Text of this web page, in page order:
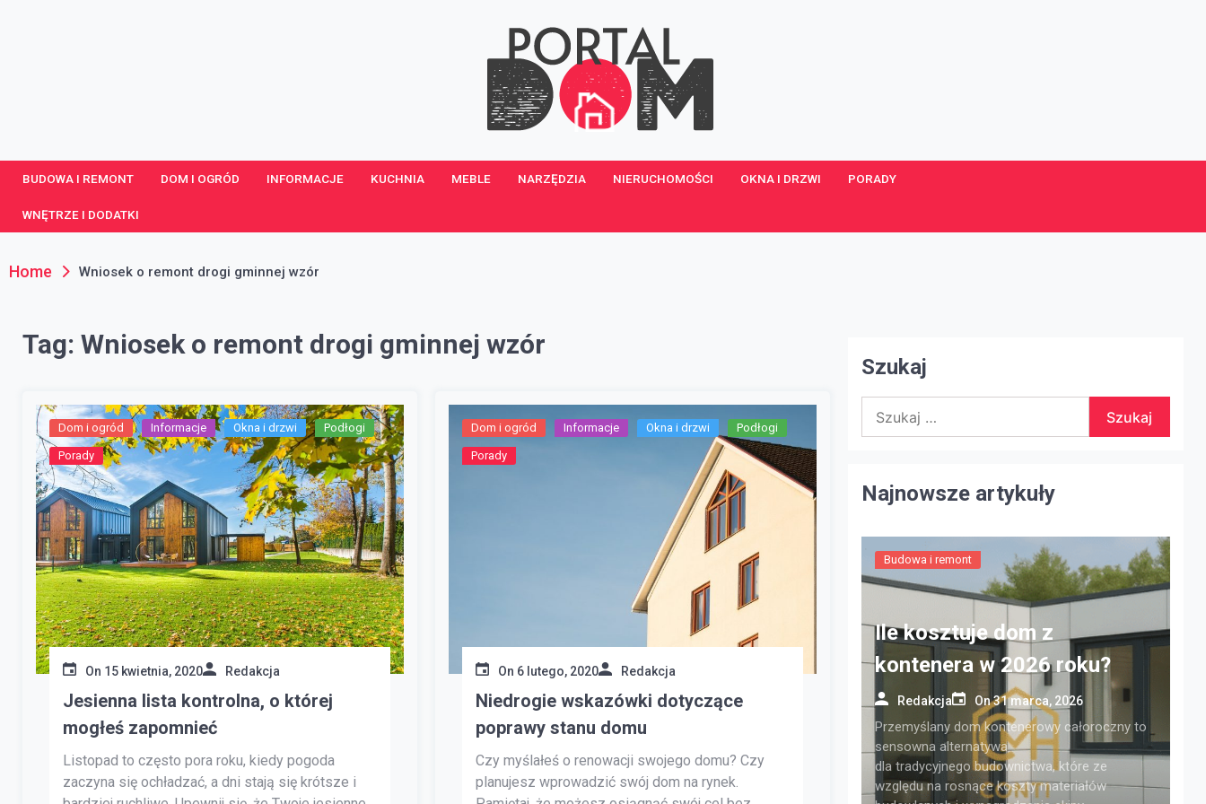
portaldom.com.pl
BUDOWA I REMONT DOM I OGRÓD INFORMACJE KUCHNIA MEBLE NARZĘDZIA NIERUCHOMOŚCI OKNA I DRZWI PORADY
WNĘTRZE I DODATKI
Home Wniosek o remont drogi gminnej wzór
Tag: Wniosek o remont drogi gminnej wzór
Dom i ogród Informacje Okna i drzwi Podłogi
Porady
On 15 kwietnia, 2020 Redakcja
Jesienna lista kontrolna, o której
mogłeś zapomnieć
Listopad to często pora roku, kiedy pogoda
zaczyna się ochładzać, a dni stają się krótsze i
Dom i ogród Informacje Okna i drzwi Podłogi
Porady
On 6 lutego, 2020 Redakcja
Niedrogie wskazówki dotyczące
poprawy stanu domu
Czy myślałeś o renowacji swojego domu? Czy
planujesz wprowadzić swój dom na rynek.
Szukaj
Najnowsze artykuły
Budowa i remont
Ile kosztuje dom z
kontenera w 2026 roku?
Redakcja On31 marca, 2026
Przemyślany dom kontenerowy całoroczny to
sensowna alternatywa
dla tradycyjnego budownictwa, które ze
względu na rosnące koszty materiałów